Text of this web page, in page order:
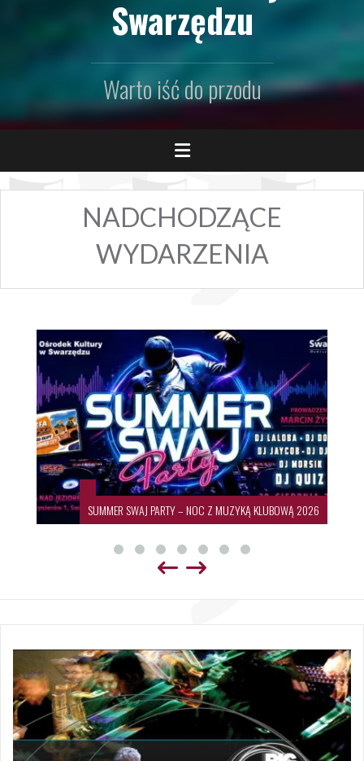
Swarzędzu
Warto iść do przodu
NADCHODZĄCE
WYDARZENIA
SUMMER SWAJ PARTY – NOC Z MUZYKĄ KLUBOWĄ 2026